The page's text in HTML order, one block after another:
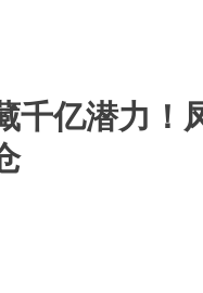
千亿潜力！